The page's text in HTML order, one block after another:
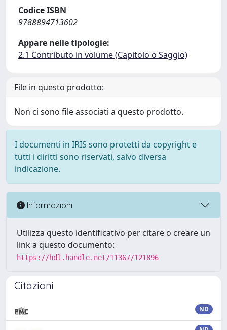
Codice ISBN
9788894713602
Appare nelle tipologie:
2.1 Contributo in volume (Capitolo o Saggio)
File in questo prodotto:
Non ci sono file associati a questo prodotto.
I documenti in IRIS sono protetti da copyright e
tutti i diritti sono riservati, salvo diversa
indicazione.
Informazioni
Utilizza questo identificativo per citare o creare un
link a questo documento:
https://hdl.handle.net/11367/121896
Citazioni
ND